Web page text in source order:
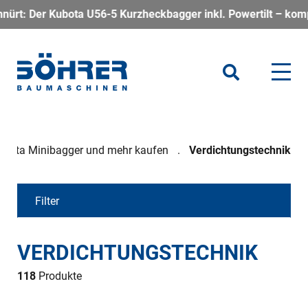
U56-5 Kurzheckbagger inkl. Powertilt – kompakt,
Minibagger und mehr kaufen Verdichtungstechnik
Filter
VERDICHTUNGSTECHNIK
118 Produkte